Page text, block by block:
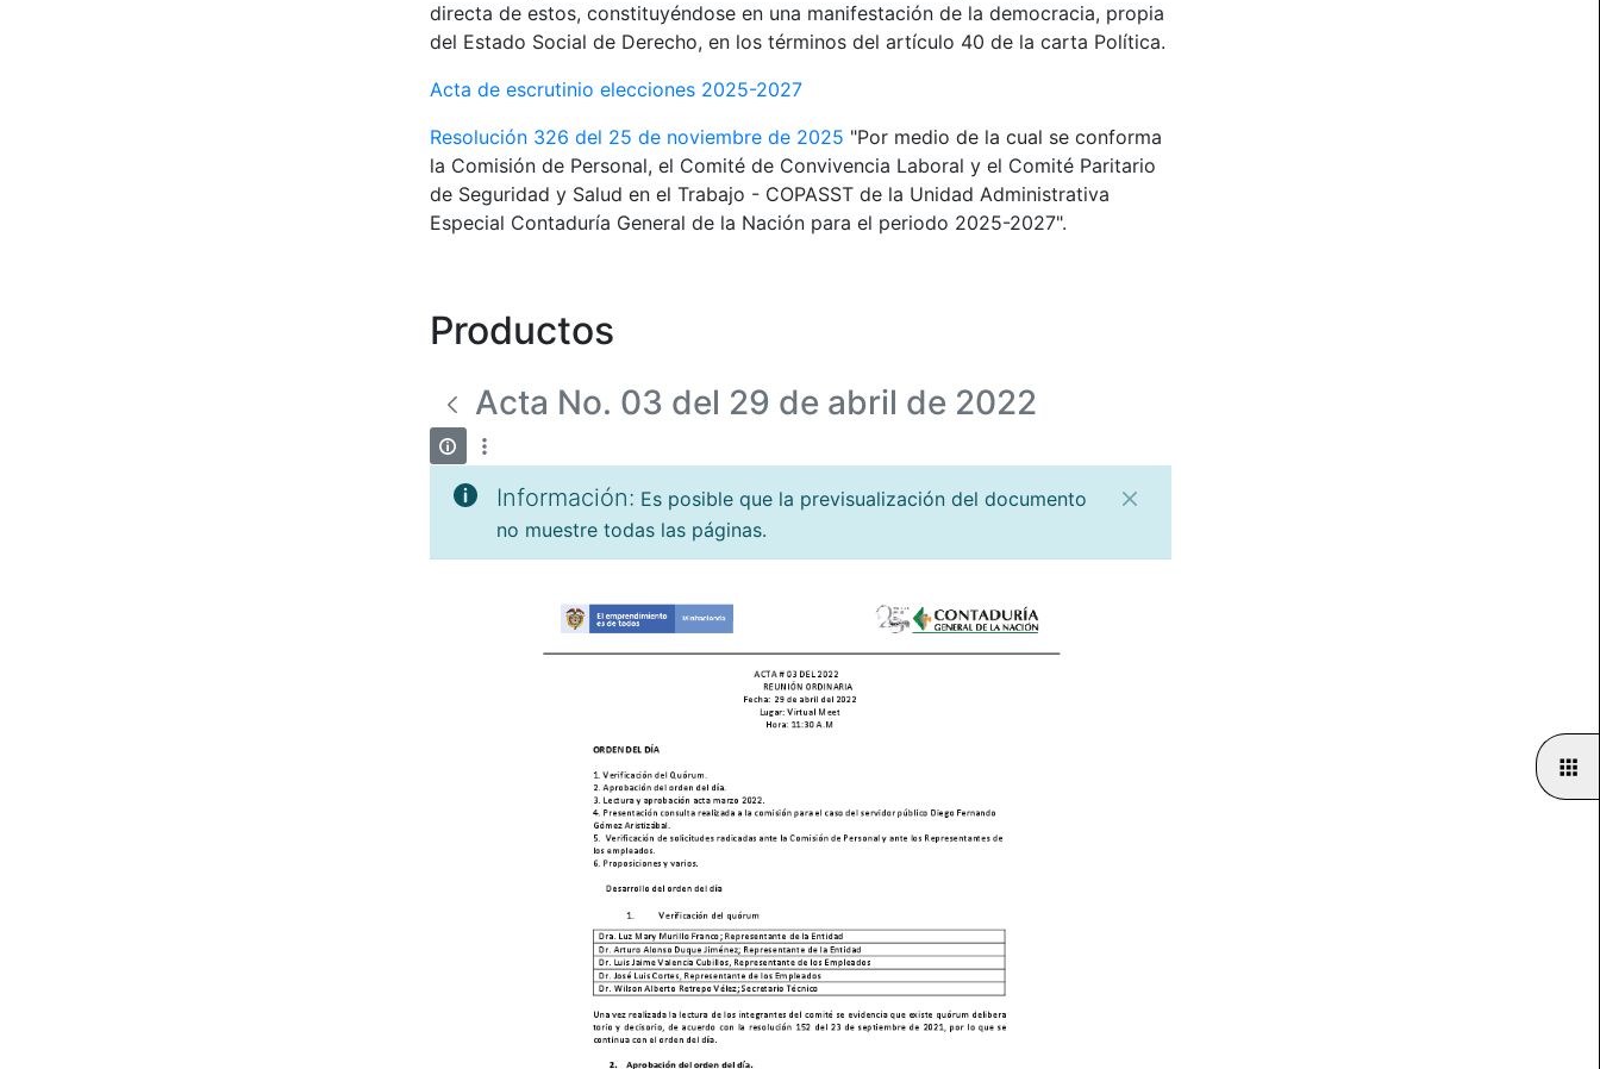
directa de estos, constituyéndose en una manifestación de la democracia, propia
del Estado Social de Derecho, en los términos del artículo 40 de la carta Política.
Acta de escrutinio elecciones 2025-2027
Resolución 326 del 25 de noviembre de 2025 "Por medio de la cual se conforma
la Comisión de Personal, el Comité de Convivencia Laboral y el Comité Paritario
de Seguridad y Salud en el Trabajo - COPASST de la Unidad Administrativa
Especial Contaduría General de la Nación para el periodo 2025-2027".
Productos
Acta No. 03 del 29 de abril de 2022
Información: Es posible que la previsualización del documento
no muestre todas las páginas.